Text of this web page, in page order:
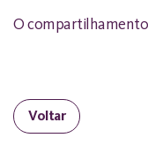
O compartilhamento
Voltar